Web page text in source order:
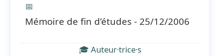
📅
Mémoire de fin d’études - 25/12/2006
🎓 Auteur·trice·s